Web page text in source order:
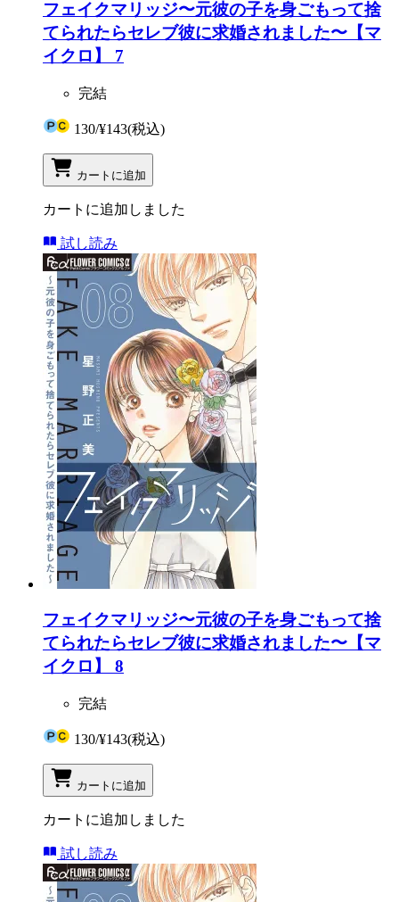
フェイクマリッジ〜元彼の子を身ごもって捨
てられたらセレブ彼に求婚されました〜【マ
イクロ】 7
完結
130/¥143(税込)
カートに追加
カートに追加しました
試し読み
フェイクマリッジ〜元彼の子を身ごもって捨
てられたらセレブ彼に求婚されました〜【マ
イクロ】 8
完結
130/¥143(税込)
カートに追加
カートに追加しました
試し読み